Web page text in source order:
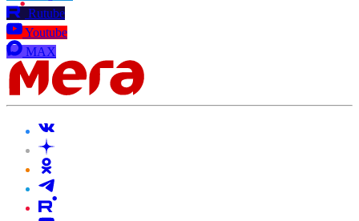
Rutube
Youtube
MAX